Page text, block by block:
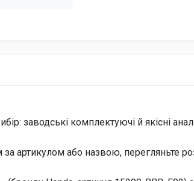
заводські комплектуючі й якісні
артикулом або назвою, перегляньте